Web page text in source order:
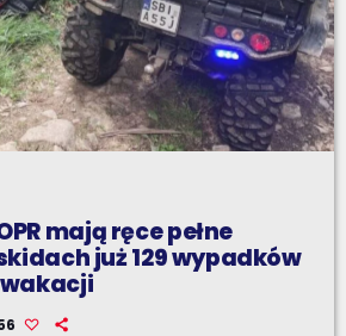
mają ręce pełne
już 129 wypadków